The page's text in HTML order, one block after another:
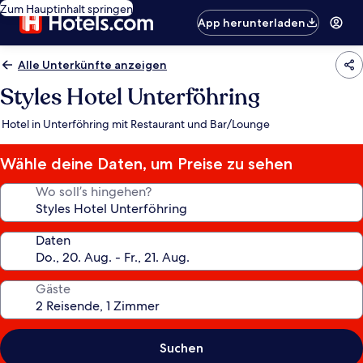
Zum Hauptinhalt springen
App herunterladen
Alle Unterkünfte anzeigen
Styles Hotel Unterföhring
Hotel in Unterföhring mit Restaurant und Bar/Lounge
Wähle deine Daten, um Preise zu sehen
Wo soll’s hingehen?
Daten
Gäste
Suchen